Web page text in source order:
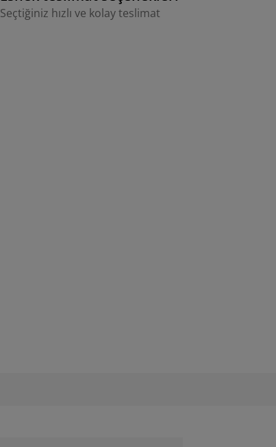
Seçtiğiniz hızlı ve kolay teslimat